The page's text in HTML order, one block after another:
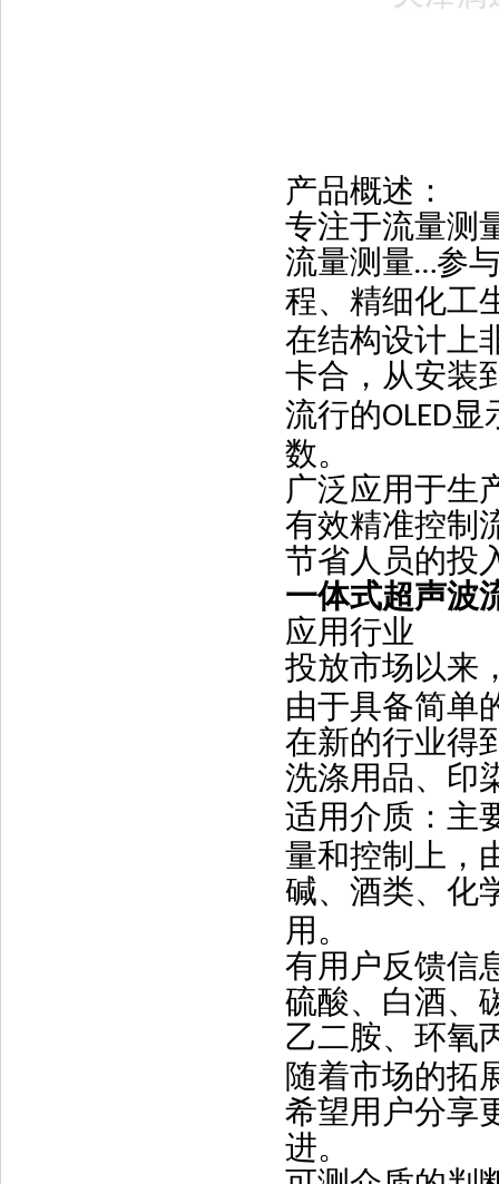
产品概述：
专注于流量测
流量测量…参
程、精细化工
在结构设计上
卡合，从安装
流行的OLED显
数。
广泛应用于生
有效精准控制
节省人员的投
一体式超声波
应用行业
投放市场以来
由于具备简单
在新的行业得
洗涤用品、印
适用介质： 主
量和控制上，
碱、酒类、化
用。
有用户反馈信
硫酸、白酒、
乙二胺、环氧
随着市场的拓
希望用户分享
进。